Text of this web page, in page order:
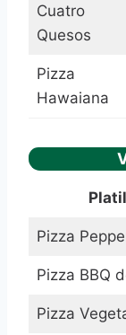
Cuatro
Quesos
Pizza
Hawaiana
Pizza
Pizza BBQ
Pizza